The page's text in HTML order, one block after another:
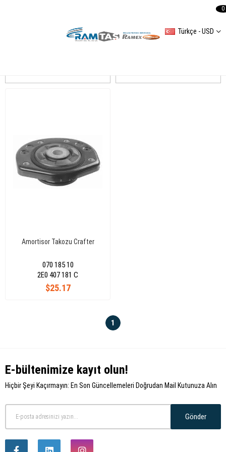
Türkçe - USD
0
Amortisor Takozu Crafter
070 185 10
$25.17
2E0 407 181 C
1
E-bültenimize kayıt olun!
Hiçbir Şeyi Kaçırmayın: En Son Güncellemeleri Doğrudan Mail Kutunuza Alın
Gönder